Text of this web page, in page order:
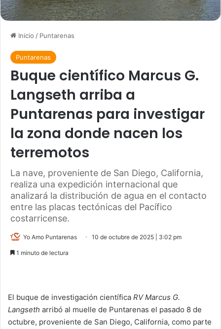
Inicio / Puntarenas
Puntarenas
Buque científico Marcus G.
Langseth arriba a
Puntarenas para investigar
la zona donde nacen los
terremotos
La nave, proveniente de San Diego, California,
realiza una expedición internacional que
analizará la distribución de agua en el contacto
entre las placas tectónicas del Pacífico
costarricense.
Yo Amo Puntarenas 10 de octubre de 2025 | 3:02 pm
1 minuto de lectura
El buque de investigación científica RV Marcus G.
Langseth arribó al muelle de Puntarenas el pasado 8 de
octubre, proveniente de San Diego, California, como parte